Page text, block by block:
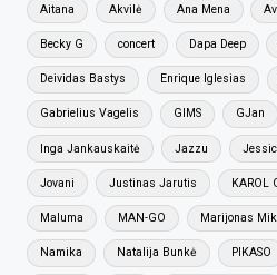
Aitana Akvilė Ana Mena
Becky G concert Dapa Deep
Deividas Bastys Enrique Iglesias
Gabrielius Vagelis GIMS GJan
Inga Jankauskaitė Jazzu
Jovani Justinas Jarutis KAROL
Maluma MAN-GO Marijonas
Namika Natalija Bunkė PIKASO